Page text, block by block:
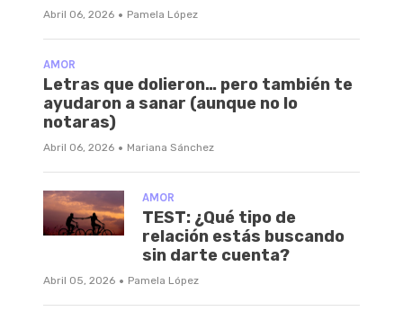
Abril 06, 2026 · Pamela López
AMOR
Letras que dolieron… pero también te
ayudaron a sanar (aunque no lo
notaras)
Abril 06, 2026 · Mariana Sánchez
AMOR
TEST: ¿Qué tipo de
relación estás buscando
sin darte cuenta?
Abril 05, 2026 · Pamela López